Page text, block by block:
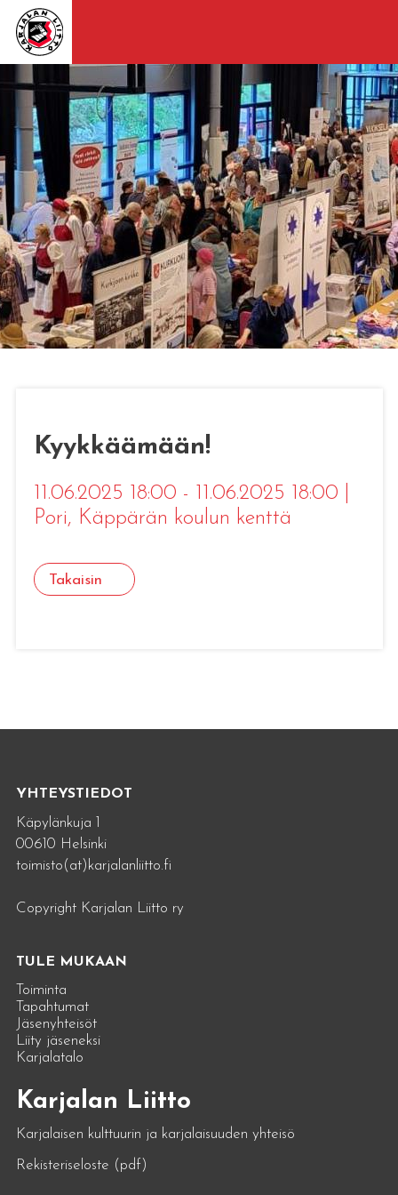
Kyykkäämään!
11.06.2025 18:00 - 11.06.2025 18:00
Pori, Käppärän koulun kenttä
Takaisin
YHTEYSTIEDOT
Käpylänkuja 1
00610 Helsinki
toimisto(at)karjalanliitto.fi
Copyright Karjalan Liitto ry
TULE MUKAAN
Toiminta
Tapahtumat
Jäsenyhteisöt
Liity jäseneksi
Karjalatalo
Karjalan Liitto
Karjalaisen kulttuurin ja karjalaisuuden yhteisö
Rekisteriseloste (pdf)